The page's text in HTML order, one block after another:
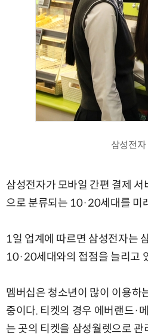
삼성전
삼성전자가 모바일 간편 결제
으로 분류되는 10·20세대를 미
1일 업계에 따르면 삼성전자는
10·20세대와의 접점을 늘리고
멤버십은 청소년이 많이 이용하
중이다. 티켓의 경우 에버랜드·
는 곳의 티켓을 삼성월렛으로 관